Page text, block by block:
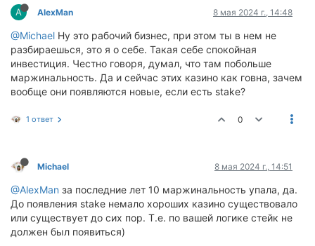
A AlexMan 8 мая 2024 г., 14:48
@Michael Ну это рабочий бизнес, при этом ты в нем не
разбираешься, это я о себе. Такая себе спокойная
инвестиция. Честно говоря, думал, что там побольше
маржинальность. Да и сейчас этих казино как говна, зачем
вообще они появляются новые, если есть stake?
1 ответ 0
Michael 8 мая 2024 г., 14:51
@AlexMan за последние лет 10 маржинальность упала, да.
До появления stake немало хороших казино существовало
или существует до сих пор. Т.е. по вашей логике стейк не
должен был появиться)